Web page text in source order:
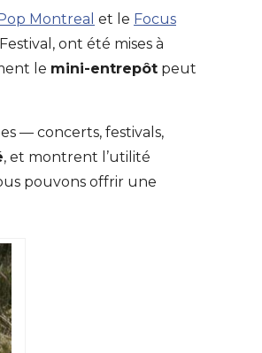
Montreal et le Focus
ont été mises à
le mini-entrepôt peut
— concerts, festivals,
, et montrent l’utilité
pouvons offrir une